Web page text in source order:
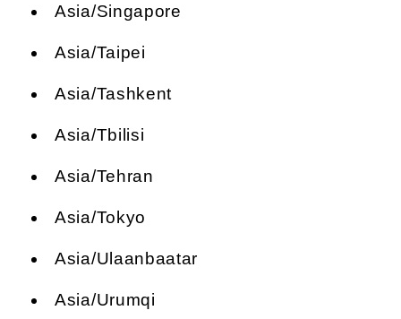
Asia/Singapore
Asia/Taipei
Asia/Tashkent
Asia/Tbilisi
Asia/Tehran
Asia/Tokyo
Asia/Ulaanbaatar
Asia/Urumqi